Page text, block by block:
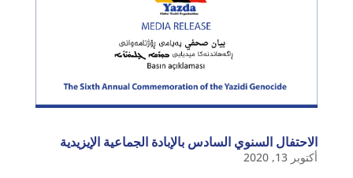
الاحتفال السنوي السادس بالإبادة الجماعية الإيزيدية
أكتوبر 13, 2020